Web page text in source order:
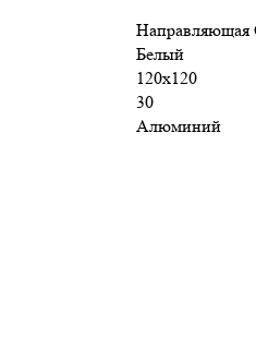
Направляющая
Белый
120х120
30
Алюминий